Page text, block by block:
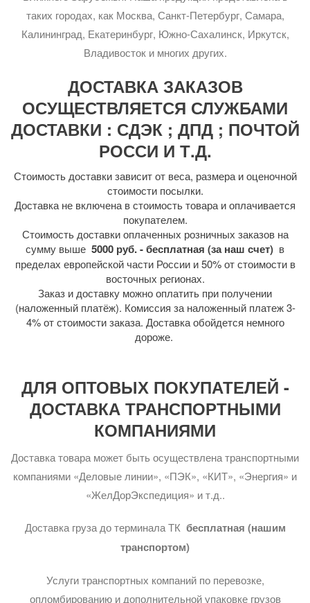
таких городах, как Москва, Санкт-Петербург, Самара,
Калининград, Екатеринбург, Южно-Сахалинск, Иркутск,
Владивосток и многих других.
ДОСТАВКА ЗАКАЗОВ
ОСУЩЕСТВЛЯЕТСЯ СЛУЖБАМИ
ДОСТАВКИ : СДЭК ; ДПД ; ПОЧТОЙ
РОССИ И Т.Д.
Стоимость доставки зависит от веса, размера и оценочной
стоимости посылки.
Доставка не включена в стоимость товара и оплачивается
покупателем.
Стоимость доставки оплаченных розничных заказов на
сумму выше 5000 руб. - бесплатная (за наш счет) в
пределах европейской части России и 50% от стоимости в
восточных регионах.
Заказ и доставку можно оплатить при получении
(наложенный платёж). Комиссия за наложенный платеж 3-
4% от стоимости заказа. Доставка обойдется немного
дороже.
ДЛЯ ОПТОВЫХ ПОКУПАТЕЛЕЙ -
ДОСТАВКА ТРАНСПОРТНЫМИ
КОМПАНИЯМИ
Доставка товара может быть осуществлена транспортными
компаниями «Деловые линии», «ПЭК», «КИТ», «Энергия» и
«ЖелДорЭкспедиция» и т.д..
Доставка груза до терминала ТК бесплатная (нашим
транспортом)
Услуги транспортных компаний по перевозке,
опломбированию и дополнительной упаковке грузов